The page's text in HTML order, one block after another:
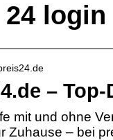
login
–
mit und ohne
Zuhause – bei